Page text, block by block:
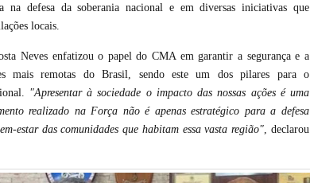
na defesa da soberania nacional e em diversas iniciativas que
locais.
Neves enfatizou o papel do CMA em garantir a segurança e a
mais remotas do Brasil, sendo este um dos pilares para o
"Apresentar à sociedade o impacto das nossas ações é uma
realizado na Força não é apenas estratégico para a defesa
estar das comunidades que habitam essa vasta região" , declarou